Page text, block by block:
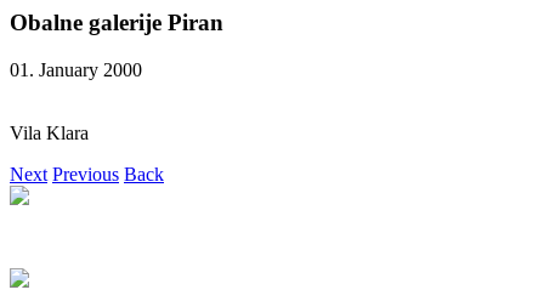
Obalne galerije Piran
01. January 2000
Vila Klara
Next Previous Back